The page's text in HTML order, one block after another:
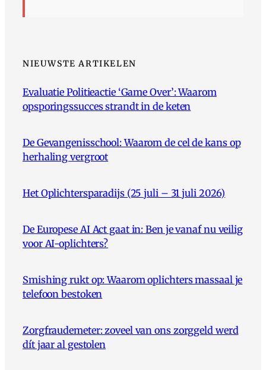
NIEUWSTE ARTIKELEN
Evaluatie Politieactie ‘Game Over’: Waarom
opsporingssucces strandt in de keten
De Gevangenisschool: Waarom de cel de kans op
herhaling vergroot
Het Oplichtersparadijs (25 juli – 31 juli 2026)
De Europese AI Act gaat in: Ben je vanaf nu veilig
voor AI-oplichters?
Smishing rukt op: Waarom oplichters massaal je
telefoon bestoken
Zorgfraudemeter: zoveel van ons zorggeld werd
dít jaar al gestolen